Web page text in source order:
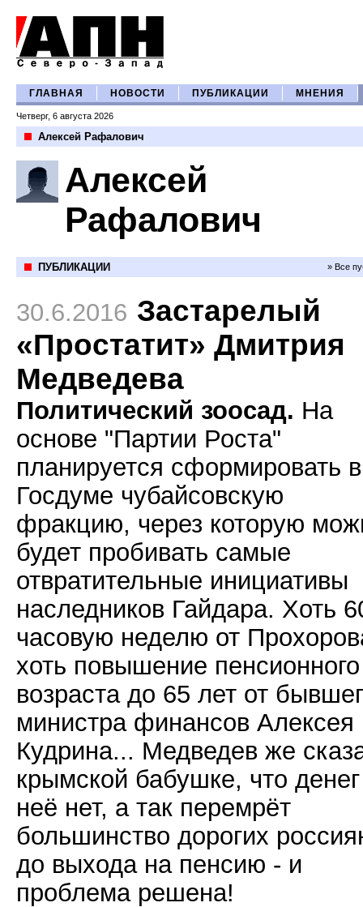
ГЛАВНАЯ НОВОСТИ ПУБЛИКАЦИИ МНЕНИЯ
Четверг, 6 августа 2026
Алексей Рафалович
Алексей
Рафалович
ПУБЛИКАЦИИ » Все
30.6.2016 Застарелый
«Простатит» Дмитрия
Медведева
Политический зоосад. На
основе "Партии Роста"
планируется сформировать в
Госдуме чубайсовскую
фракцию, через которую
будет пробивать самые
отвратительные инициативы
наследников Гайдара. Хоть
часовую неделю от
хоть повышение пенсионного
возраста до 65 лет от
министра финансов Алексея
Кудрина... Медведев же
крымской бабушке, что
неё нет, а так перемрёт
большинство дорогих
до выхода на пенсию - и
проблема решена!